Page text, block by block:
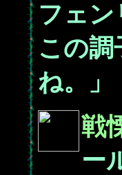
フェ
この
ね。」
戦
ー